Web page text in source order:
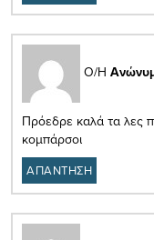
Ο/Η
Πρόεδρε καλά τα λες
κομπάρσοι
ΑΠΑΝΤΗΣΗ